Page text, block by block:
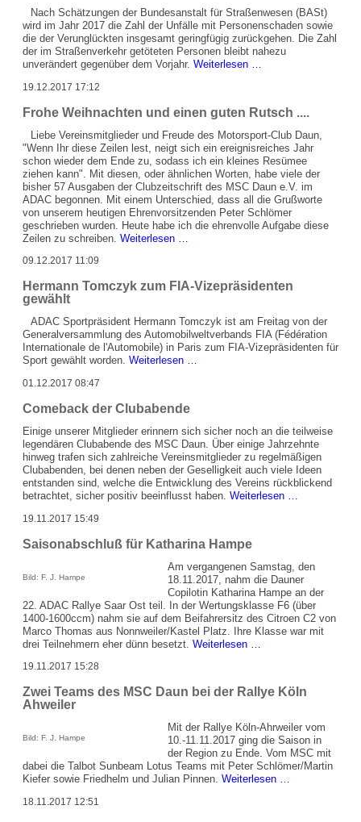
Nach Schätzungen der Bundesanstalt für Straßenwesen (BASt)
wird im Jahr 2017 die Zahl der Unfälle mit Personenschaden sowie
die der Verunglückten insgesamt geringfügig zurückgehen. Die Zahl
der im Straßenverkehr getöteten Personen bleibt nahezu
unverändert gegenüber dem Vorjahr. Weiterlesen …
19.12.2017 17:12
Frohe Weihnachten und einen guten Rutsch ....
Liebe Vereinsmitglieder und Freude des Motorsport-Club Daun,
"Wenn Ihr diese Zeilen lest, neigt sich ein ereignisreiches Jahr
schon wieder dem Ende zu, sodass ich ein kleines Resümee
ziehen kann". Mit diesen, oder ähnlichen Worten, habe viele der
bisher 57 Ausgaben der Clubzeitschrift des MSC Daun e.V. im
ADAC begonnen. Mit einem Unterschied, dass all die Grußworte
von unserem heutigen Ehrenvorsitzenden Peter Schlömer
geschrieben wurden. Heute habe ich die ehrenvolle Aufgabe diese
Zeilen zu schreiben. Weiterlesen …
guten
09.12.2017 11:09
Hermann Tomczyk zum FIA-Vizepräsidenten
gewählt
ADAC Sportpräsident Hermann Tomczyk ist am Freitag von der
Generalversammlung des Automobilweltverbands FIA (Fédération
Internationale de l'Automobile) in Paris zum FIA-Vizepräsidenten für
Sport gewählt worden. Weiterlesen …
gewählt
01.12.2017 08:47
Comeback der Clubabende
Einige unserer Mitglieder erinnern sich sicher noch an die teilweise
legendären Clubabende des MSC Daun. Über einige Jahrzehnte
hinweg trafen sich zahlreiche Vereinsmitglieder zu regelmäßigen
Clubabenden, bei denen neben der Geselligkeit auch viele Ideen
entstanden sind, welche die Entwicklung des Vereins rückblickend
betrachtet, sicher positiv beeinflusst haben. Weiterlesen …
19.11.2017 15:49
Saisonabschluß für Katharina Hampe
Bild: F. J. Hampe
Am vergangenen Samstag, den
18.11.2017, nahm die Dauner
Copilotin Katharina Hampe an der
22. ADAC Rallye Saar Ost teil. In der Wertungsklasse F6 (über
1400-1600ccm) nahm sie auf dem Beifahrersitz des Citroen C2 von
Marco Thomas aus Nonnweiler/Kastel Platz. Ihre Klasse war mit
drei Teilnehmern eher dünn besetzt. Weiterlesen …
19.11.2017 15:28
Zwei Teams des MSC Daun bei der Rallye Köln
Ahweiler
Bild: F. J. Hampe
Mit der Rallye Köln-Ahrweiler vom
10.-11.11.2017 ging die Saison in
der Region zu Ende. Vom MSC mit
dabei die Talbot Sunbeam Lotus Teams mit Peter Schlömer/Martin
Kiefer sowie Friedhelm und Julian Pinnen. Weiterlesen …
18.11.2017 12:51